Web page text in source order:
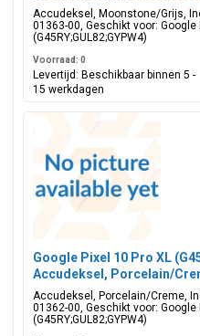
Accudeksel, Moonstone/Grijs,
01363-00, Geschikt voor: Google
(G45RY;GUL82;GYPW4)
Voorraad: 0
Levertijd: Beschikbaar binnen 5 -
15 werkdagen
Google Pixel 10 Pro XL
Accudeksel, Porcelain/
Accudeksel, Porcelain/Creme,
01362-00, Geschikt voor: Google
(G45RY;GUL82;GYPW4)